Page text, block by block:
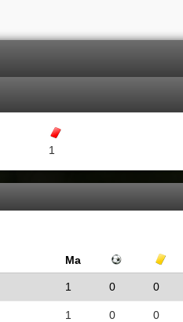
1
Ma
1 0 0
1 0 0